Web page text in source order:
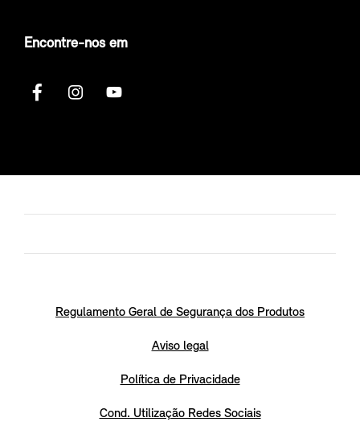
Encontre-nos em
Regulamento Geral de Segurança dos Produtos
Aviso legal
Política de Privacidade
Cond. Utilização Redes Sociais